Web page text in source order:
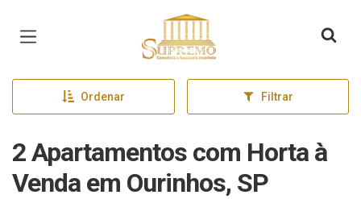
Página inicial
Ordenar Filtrar
2 Apartamentos com Horta à
Venda em Ourinhos, SP